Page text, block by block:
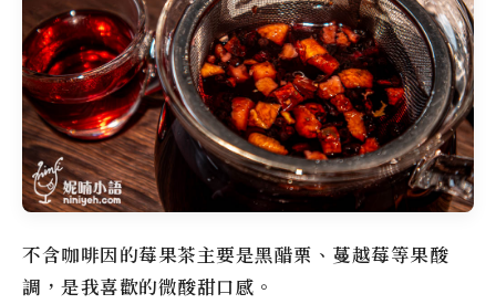
不含咖啡因的莓果茶主要是黑醋栗、蔓越莓等果酸
調，是我喜歡的微酸甜口感。